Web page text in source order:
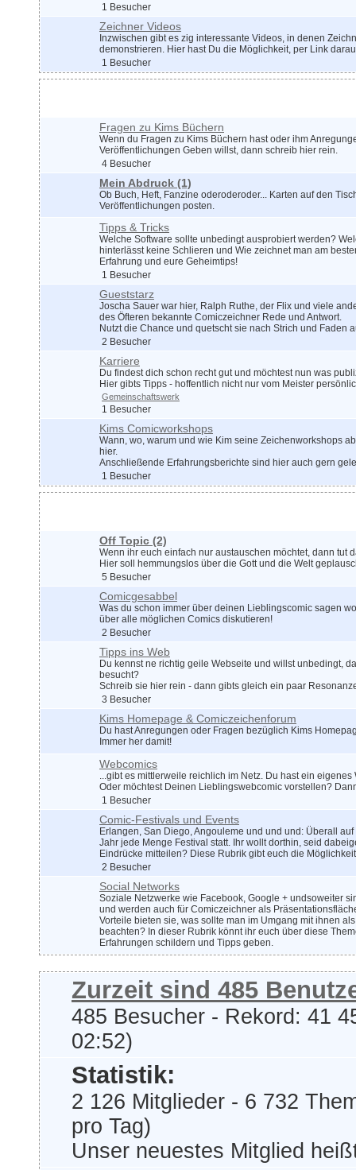
1 Besucher
Zeichner Videos
Inzwischen gibt es zig interessante Videos, in denen
demonstrieren. Hier hast Du die Möglichkeit, per Link
1 Besucher
Fragen zu Kims Büchern
Wenn du Fragen zu Kims Büchern hast oder ihm
Veröffentlichungen Geben willst, dann schreib hier rein.
4 Besucher
Mein Abdruck (1)
Ob Buch, Heft, Fanzine oderoderoder... Karten auf den
Veröffentlichungen posten.
Tipps & Tricks
Welche Software sollte unbedingt ausprobiert werden?
hinterlässt keine Schlieren und Wie zeichnet man am
Erfahrung und eure Geheimtips!
1 Besucher
Gueststarz
Joscha Sauer war hier, Ralph Ruthe, der Flix und viele
des Öfteren bekannte Comiczeichner Rede und Antwort.
Nutzt die Chance und quetscht sie nach Strich und Faden
2 Besucher
Karriere
Du findest dich schon recht gut und möchtest nun was
Hier gibts Tipps - hoffentlich nicht nur vom Meister
Gemeinschaftswerk
1 Besucher
Kims Comicworkshops
Wann, wo, warum und wie Kim seine Zeichenworkshops
hier.
Anschließende Erfahrungsberichte sind hier auch gern
1 Besucher
Off Topic (2)
Wenn ihr euch einfach nur austauschen möchtet, dann tut
Hier soll hemmungslos über die Gott und die Welt
5 Besucher
Comicgesabbel
Was du schon immer über deinen Lieblingscomic sagen
über alle möglichen Comics diskutieren!
2 Besucher
Tipps ins Web
Du kennst ne richtig geile Webseite und willst unbedingt,
besucht?
Schreib sie hier rein - dann gibts gleich ein paar
3 Besucher
Kims Homepage & Comiczeichenforum
Du hast Anregungen oder Fragen bezüglich Kims
Immer her damit!
Webcomics
...gibt es mittlerweile reichlich im Netz. Du hast ein eigenes
Oder möchtest Deinen Lieblingswebcomic vorstellen?
1 Besucher
Comic-Festivals und Events
Erlangen, San Diego, Angouleme und und und: Überall
Jahr jede Menge Festival statt. Ihr wollt dorthin, seid
Eindrücke mitteilen? Diese Rubrik gibt euch die
2 Besucher
Social Networks
Soziale Netzwerke wie Facebook, Google + undsoweiter
und werden auch für Comiczeichner als
Vorteile bieten sie, was sollte man im Umgang mit ihnen
beachten? In dieser Rubrik könnt ihr euch über diese
Erfahrungen schildern und Tipps geben.
Zurzeit sind 485
485 Besucher - Rekord: 41
02:52)
Statistik:
2 126 Mitglieder - 6 732
pro Tag)
Unser neuestes Mitglied